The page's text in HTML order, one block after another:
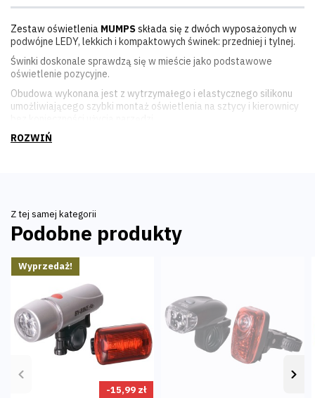
Zestaw oświetlenia MUMPSskłada się z dwóch wyposażonych w
podwójne LEDY, lekkich i kompaktowych świnek: przedniej i tylnej.
Świnki doskonale sprawdzą się w mieście jako podstawowe
oświetlenie pozycyjne.
Obudowa wykonana jest z wytrzymałego i elastycznego silikonu
umożliwiającego szybki montaż oświetlenia na sztycy i kierownicy
Lampki zasilane są dołączonymi do zestawu bateriami CR2032.
Z tej samej kategorii
Podobne produkty
Poprzedni
Wyprzedaż!
-15,99 zł